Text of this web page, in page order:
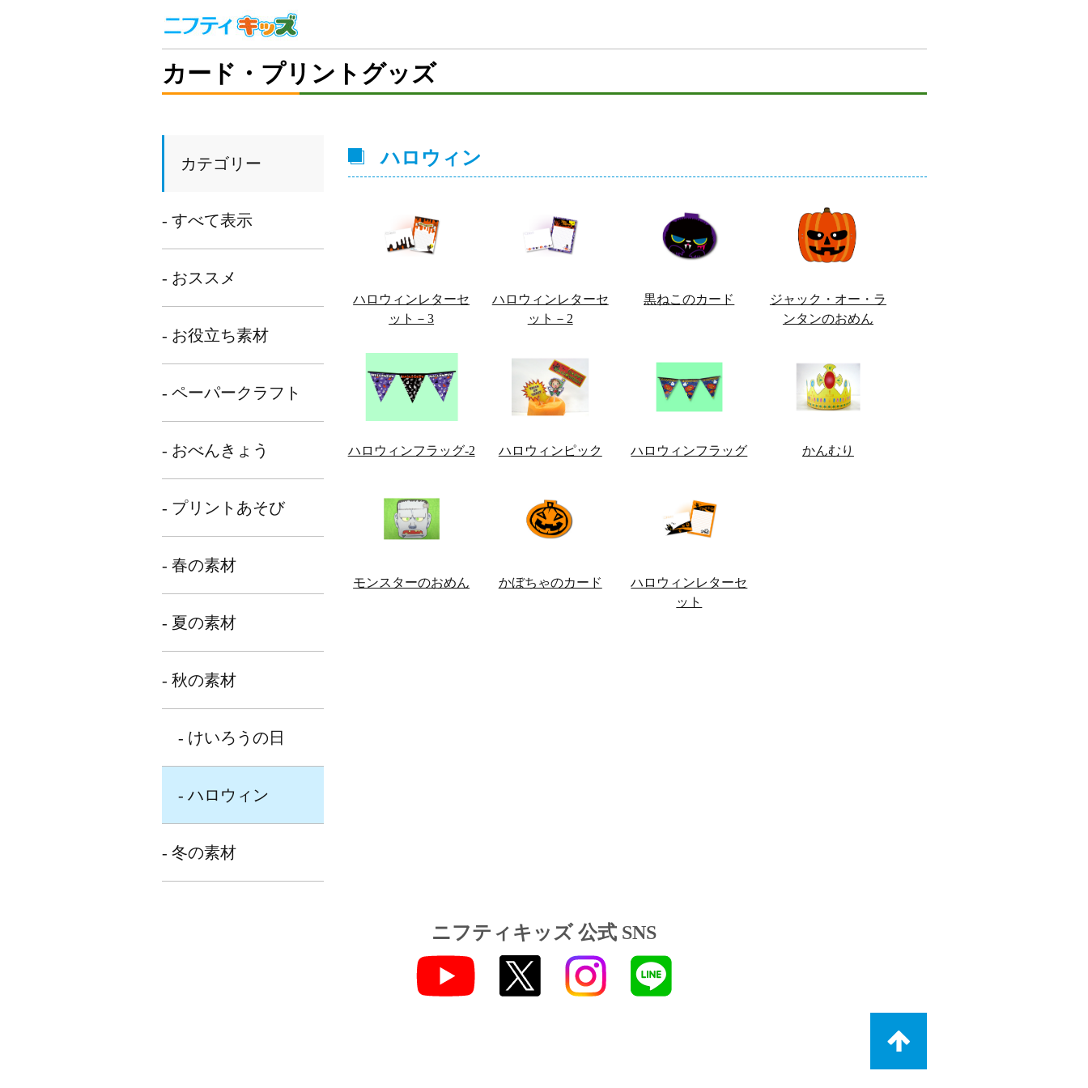
カード・プリントグッズ
カテゴリー
- すべて表示
- おススメ
- お役立ち素材
- ペーパークラフト
- おべんきょう
- プリントあそび
- 春の素材
- 夏の素材
- 秋の素材
- けいろうの日
- ハロウィン
- 冬の素材
ハロウィン
ハロウィンレターセ
ット－3
ハロウィンレターセ
ット－2
黒ねこのカード
ジャック・オー・ラ
ンタンのおめん
ハロウィンフラッグ-2 ハロウィンピック ハロウィンフラッグ かんむり
モンスターのおめん かぼちゃのカード
ハロウィンレターセ
ット
ニフティキッズ 公式 SNS